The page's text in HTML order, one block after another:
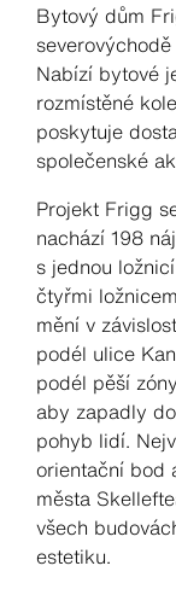
Bytový dům
Nabízí bytové
rozmístěné
poskytuje
společenské
Projekt Frigg
nachází 198
s jednou
čtyřmi
mění v
podél ulice
podél pěší
aby zapadly
pohyb lidí.
orientační bod
města
všech
estetiku.